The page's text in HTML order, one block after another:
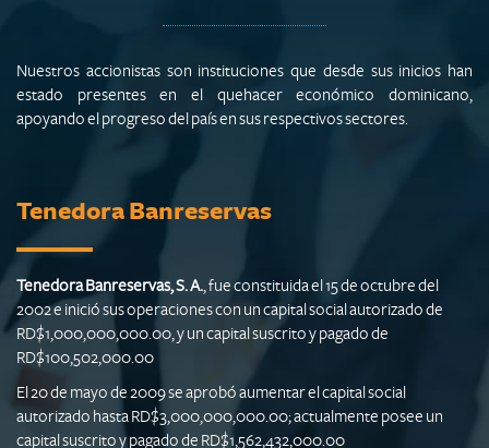
Nuestros accionistas son instituciones que desde sus inicios han
estado presentes en el quehacer económico dominicano,
apoyando el progreso del país en sus respectivos sectores.
Tenedora Banreservas
Tenedora Banreservas, S. A., fue constituida el 15 de octubre del
2002 e inició sus operaciones con un capital social autorizado de
RD$1,000,000,000.00, y un capital suscrito y pagado de
RD$100,502,000.00
El 20 de mayo de 2009 se aprobó aumentar el capital social
autorizado hasta RD$3,000,000,000.00; actualmente posee un
capital suscrito y pagado de RD$1,562,432,000.00